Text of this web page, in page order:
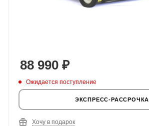
88 990 ₽
Ожидается поступление
ЭКСПРЕСС-РАССРОЧКА
Хочу в подарок